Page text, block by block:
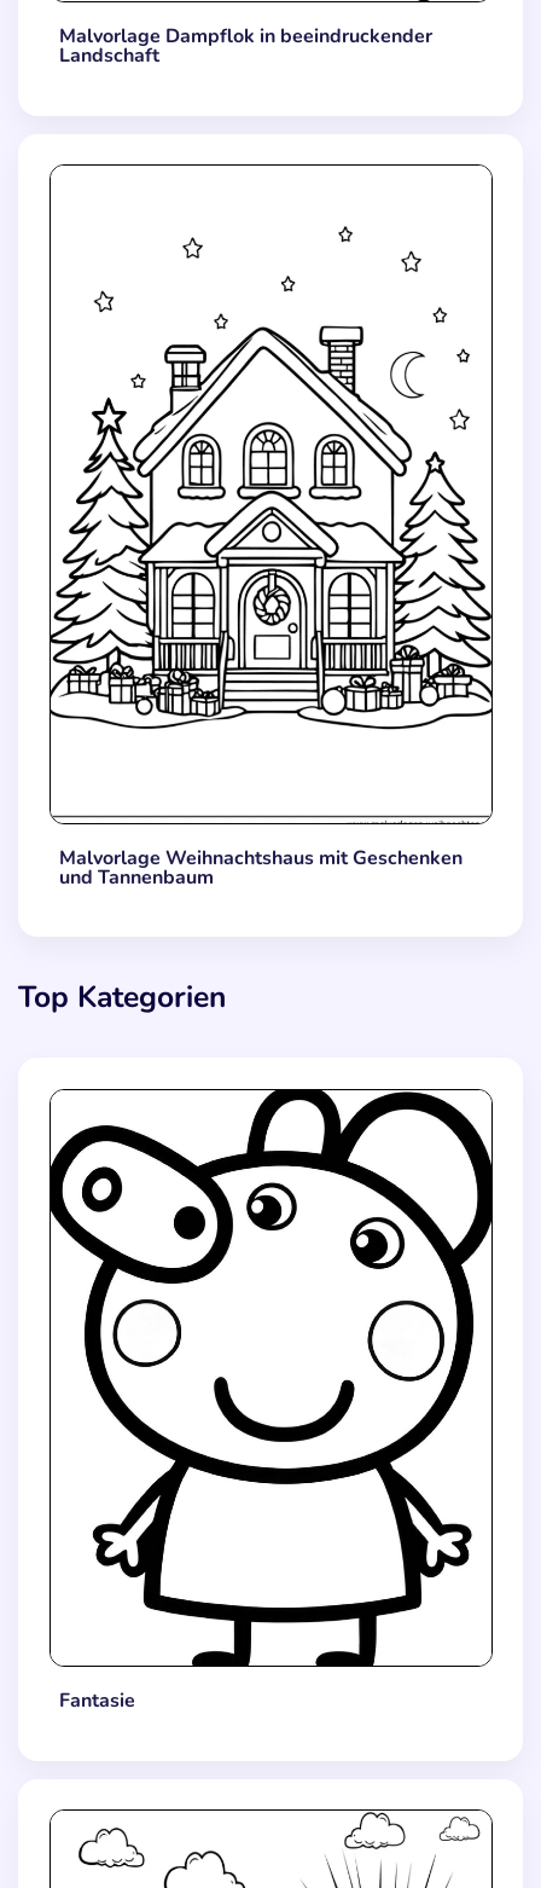
Malvorlage Dampflok in beeindruckender
Landschaft
Malvorlage Weihnachtshaus mit Geschenken
und Tannenbaum
Top Kategorien
Fantasie